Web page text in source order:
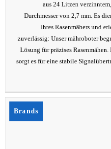
aus 24 Litzen
Durchmesser von 2,7 mm. Es
Ihres Rasenmähers und
zuverlässig: Unser mähroboter
Lösung für präzises
sorgt es für eine stabile
Brands